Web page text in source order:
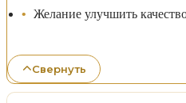
Желание улучшить
Свернуть